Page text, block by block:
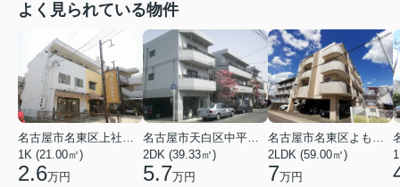
よく見られている物件
名古屋市名東区上社２丁目
1K (21.00㎡)
2.6万円
名古屋市天白区中平２丁目
2DK (39.33㎡)
5.7万円
名古屋市名東区よもぎ台２丁目
2LDK (59.00㎡)
7万円